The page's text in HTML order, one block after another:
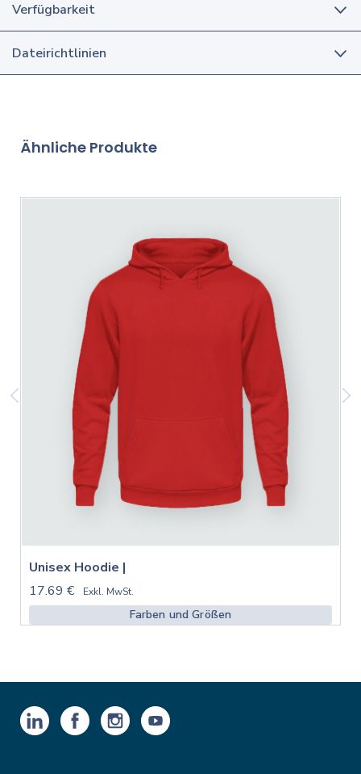
Verfügbarkeit
Dateirichtlinien
Ähnliche Produkte
Unisex Hoodie |
17.69 €
Exkl. MwSt.
Farben und Größen